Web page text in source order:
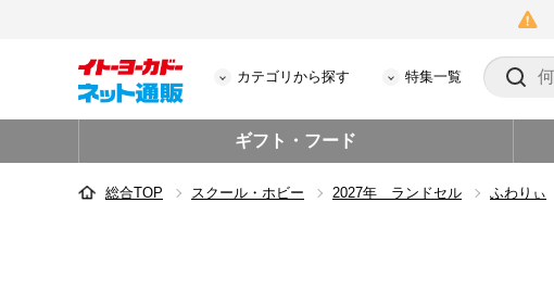
カテゴリから探す 特集一覧
ギフト・フード
総合TOP スクール・ホビー 2027年 ランドセル ふわりぃ